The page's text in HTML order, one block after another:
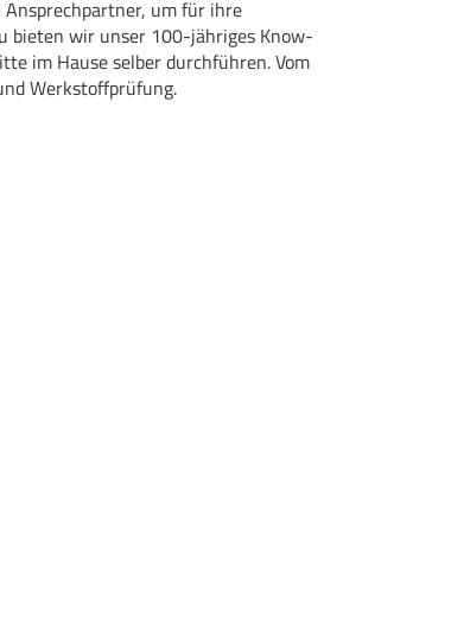
um für ihre
bieten wir unser 100-jähriges Know-
im Hause selber durchführen. Vom
Werkstoffprüfung.